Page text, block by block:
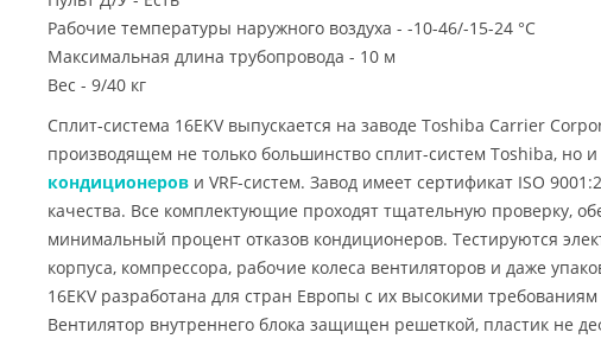
Рабочие температуры наружного воздуха - -10-46/-15-24 °C
Максимальная длина трубопровода - 10 м
Вес - 9/40 кг
Сплит-система 16EKV выпускается на заводе Toshiba Carrier
производящем не только большинство сплит-систем Toshiba, но
кондиционеров и VRF-систем. Завод имеет сертификат ISO
качества. Все комплектующие проходят тщательную проверку,
минимальный процент отказов кондиционеров. Тестируются
корпуса, компрессора, рабочие колеса вентиляторов и даже
16EKV разработана для стран Европы с их высокими требованиям
Вентилятор внутреннего блока защищен решеткой, пластик не